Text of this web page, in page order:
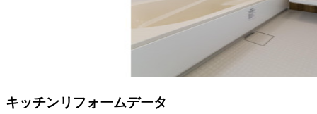
キッチンリフォームデータ